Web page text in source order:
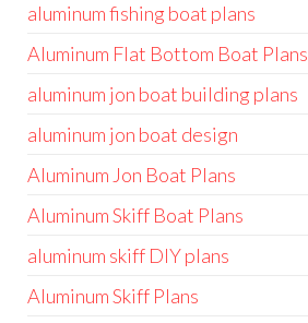
aluminum fishing boat plans
Aluminum Flat Bottom Boat Plans
aluminum jon boat building plans
aluminum jon boat design
Aluminum Jon Boat Plans
Aluminum Skiff Boat Plans
aluminum skiff DIY plans
Aluminum Skiff Plans